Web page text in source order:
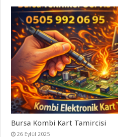
Bursa Kombi Kart Tamircisi
26 Eylül 2025